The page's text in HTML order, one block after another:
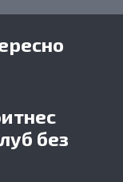
без